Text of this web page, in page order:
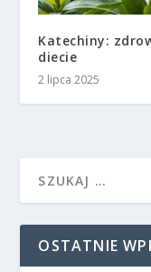
Katechiny:
diecie
2 lipca 2025
OSTATNIE